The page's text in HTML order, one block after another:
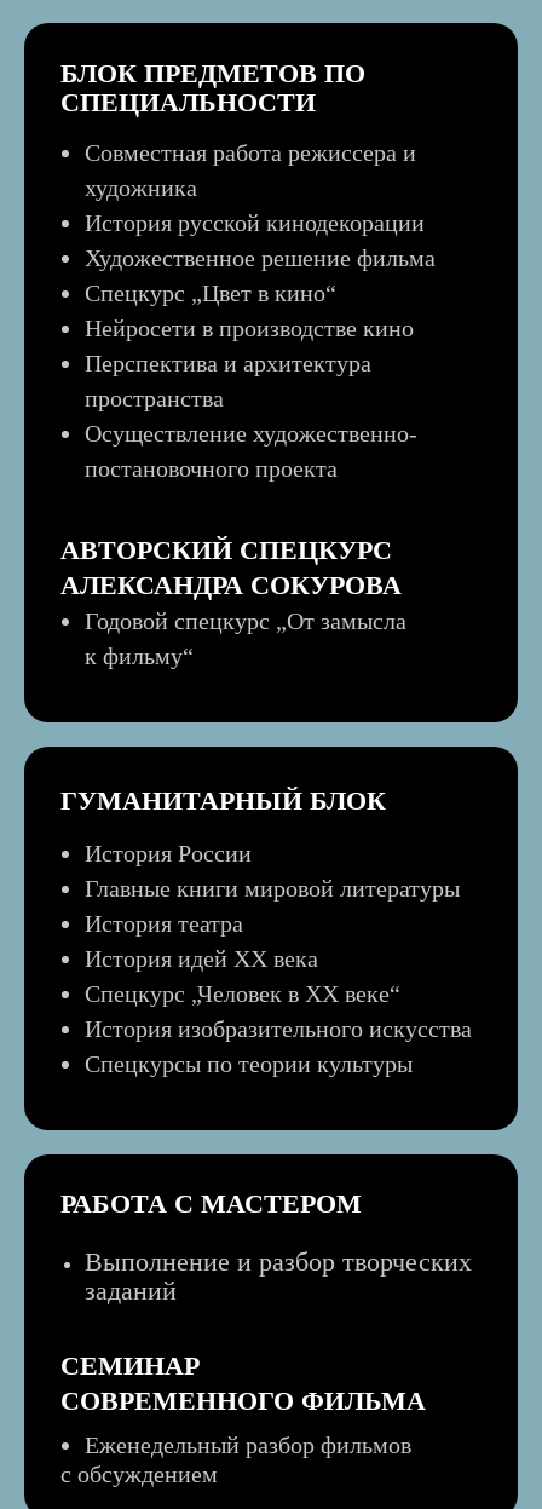
БЛОК ПРЕДМЕТОВ ПО
СПЕЦИАЛЬНОСТИ
Совместная работа режиссера и
художника
История русской кинодекорации
Художественное решение фильма
Спецкурс „Цвет в кино“
Нейросети в производстве кино
Перспектива и архитектура
пространства
Осуществление художественно-
постановочного проекта
АВТОРСКИЙ СПЕЦКУРС
АЛЕКСАНДРА СОКУРОВА
Годовой спецкурс „От замысла
к фильму“
ГУМАНИТАРНЫЙ БЛОК
История России
Главные книги мировой литературы
История театра
История идей XX века
Спецкурс „Человек в XX веке“
История изобразительного искусства
Спецкурсы по теории культуры
РАБОТА С МАСТЕРОМ
Выполнение и разбор творческих
заданий
СЕМИНАР
СОВРЕМЕННОГО ФИЛЬМА
Еженедельный разбор фильмов
с обсуждением